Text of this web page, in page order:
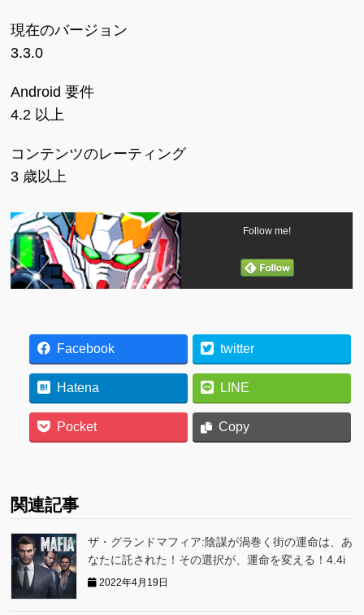
現在のバージョン
3.3.0
Android 要件
4.2 以上
コンテンツのレーティング
3 歳以上
Follow me!
Facebook twitter
Hatena LINE
Pocket Copy
関連記事
ザ・グランドマフィア:陰謀が渦巻く街の運命は、あ
なたに託された！その選択が、運命を変える！4.4i
2022年4月19日